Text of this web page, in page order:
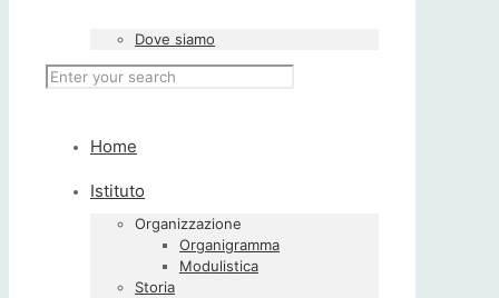
Dove siamo
Home
Istituto
Organizzazione
Organigramma
Modulistica
Storia